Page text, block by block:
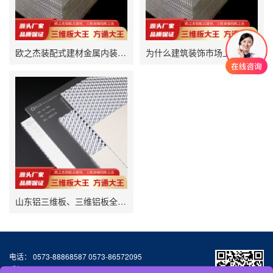
欧之杰装配式建材金属内装之铝三维板系列 为什么建筑装饰市场上越来越喜欢用铝板幕墙作为外墙装饰？
山东铝三维板、三维铝板全维板，铝多维复合板，三维铝锥芯金属板厂家直销，欧之杰装配式金属建材
电话： 0573-88868587 0573-86572095
手机：13064776677